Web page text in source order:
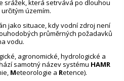
srážek, která setrvává po dlouhou
územím.
jako situace, kdy vodní zdroj není
průměrných požadavků
vodu.
agronomické, hydrologické a
samotný název systému HAMR
Meteorologie a Retence).